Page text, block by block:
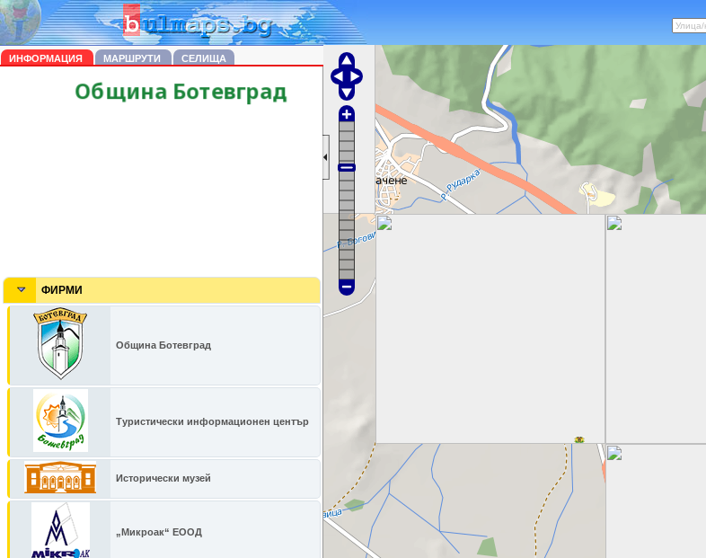
ИНФОРМАЦИЯ МАРШРУТИ СЕЛИЩА
ФИРМИ
Община Ботевград
Туристически информационен център
Исторически музей
„Микроак“ ЕООД